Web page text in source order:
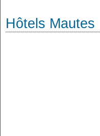
Hôtels Mautes